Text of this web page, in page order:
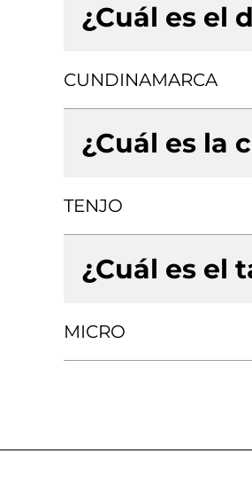
¿Cuál es el
CUNDINAMARCA
¿Cuál es la
TENJO
¿Cuál es el
MICRO